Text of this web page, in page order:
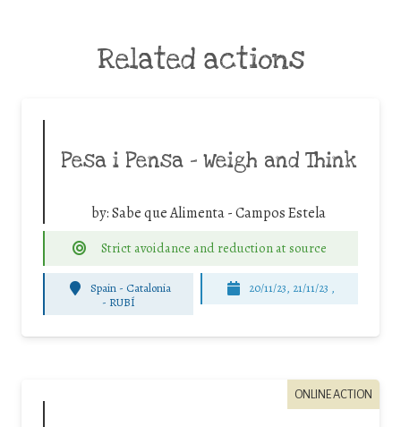
Related actions
Pesa i Pensa – Weigh and Think
by:Sabe que Alimenta - Campos Estela
Strict avoidance and reduction at source
Spain - Catalonia
- RUBÍ
20/11/23, 21/11/23 ,
ONLINE ACTION